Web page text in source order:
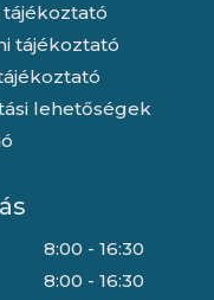
tájékoztató
lehetőségek
8:00 - 16:30
8:00 - 16:30